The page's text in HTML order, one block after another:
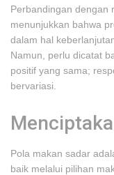
Perbandingan dengan
menunjukkan bahwa
dalam hal
Namun, perlu dicatat
positif yang sama;
bervariasi.
Pola makan sadar
baik melalui pilihan